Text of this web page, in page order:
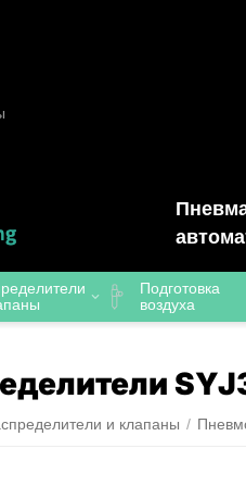
Подготовка
воздуха
и клапаны /